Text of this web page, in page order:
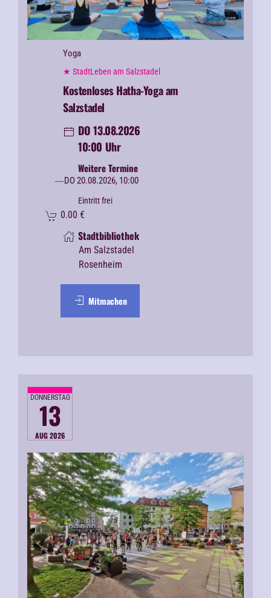
Yoga
★ StadtLeben am Salzstadel
Kostenloses Hatha-Yoga am
Salzstadel
DO 13.08.2026
10:00 Uhr
Weitere Termine
DO 20.08.2026, 10:00
Eintritt frei
0.00 €
Stadtbibliothek
Am Salzstadel
Rosenheim
Mitmachen
DONNERSTAG
13
AUG 2026